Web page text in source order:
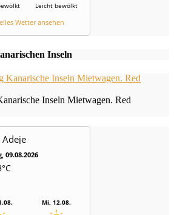
Leicht bewölkt
Wetter ansehen
Inseln
Inseln Mietwagen. Red
09.08.2026
Mi, 12.08.